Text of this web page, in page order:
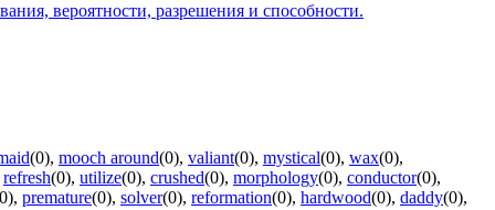
вероятности, разрешения и способности.
(0), mooch around(0), valiant(0), mystical(0), wax(0),
refresh(0), utilize(0), crushed(0), morphology(0), conductor(0),
, premature(0), solver(0), reformation(0), hardwood(0), daddy(0),